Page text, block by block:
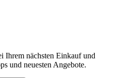
Ihrem nächsten Einkauf und
und neuesten Angebote.